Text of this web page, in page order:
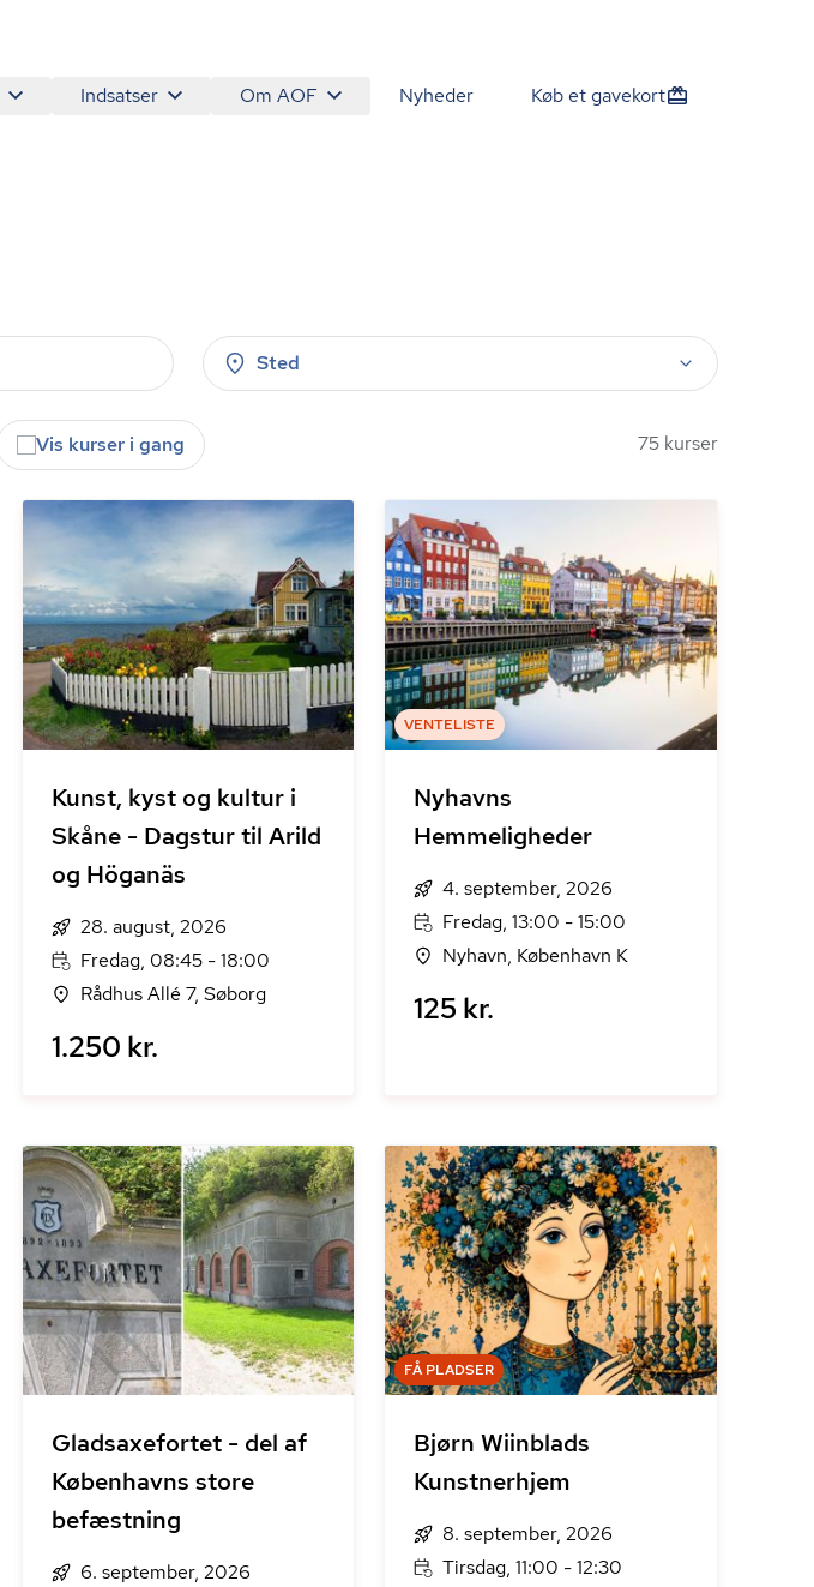
Indsatser Om AOF Nyheder Køb et gavekort
Sted
Vis kurser i gang 75 kurser
Kunst, kyst og kultur i
Skåne - Dagstur til Arild
og Höganäs
28. august, 2026
Fredag, 08:45 - 18:00
Rådhus Allé 7, Søborg
1.250 kr.
VENTELISTE
Nyhavns
Hemmeligheder
4. september, 2026
Fredag, 13:00 - 15:00
Nyhavn, København K
125 kr.
Gladsaxefortet - del af
Københavns store
befæstning
6. september, 2026
FÅ PLADSER
Bjørn Wiinblads
Kunstnerhjem
8. september, 2026
Tirsdag, 11:00 - 12:30